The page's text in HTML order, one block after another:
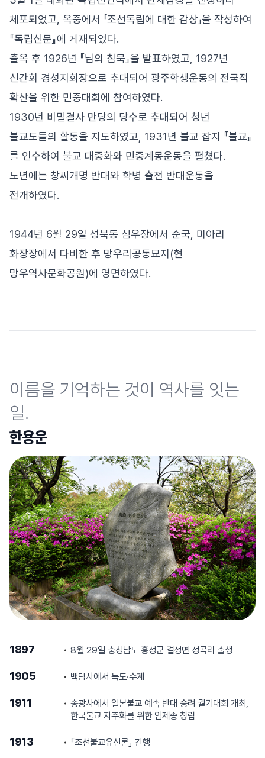
체포되었고, 옥중에서 「조선독립에 대한 감상」을 작성하여
『독립신문』에 게재되었다.
출옥 후 1926년 『님의 침묵』을 발표하였고, 1927년
신간회 경성지회장으로 추대되어 광주학생운동의 전국적
확산을 위한 민중대회에 참여하였다.
1930년 비밀결사 만당의 당수로 추대되어 청년
불교도들의 활동을 지도하였고, 1931년 불교 잡지 『불교』
를 인수하여 불교 대중화와 민중계몽운동을 펼쳤다.
노년에는 창씨개명 반대와 학병 출전 반대운동을
전개하였다.
1944년 6월 29일 성북동 심우장에서 순국, 미아리
화장장에서 다비한 후 망우리공동묘지(현
망우역사문화공원)에 영면하였다.
이름을 기억하는 것이 역사를 잇는
일.
한용운
1897 8월 29일 충청남도 홍성군 결성면 성곡리 출생
1905 백담사에서 득도·수계
1911
송광사에서 일본불교 예속 반대 승려 궐기대회 개최,
한국불교 자주화를 위한 임제종 창립
1913 『조선불교유신론』 간행